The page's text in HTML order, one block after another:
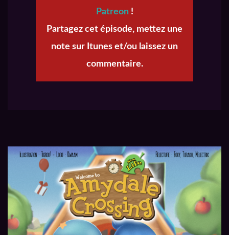
Patreon !
Partagez cet épisode, mettez une
note sur Itunes et/ou laissez un
commentaire.